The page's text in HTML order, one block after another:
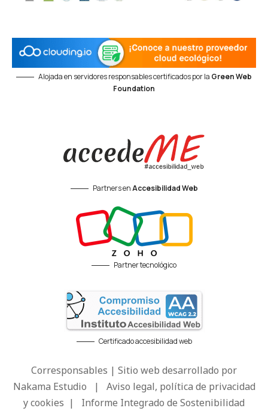
Alojada en servidores responsables certificados por la Green Web
Foundation
Partners enAccesibilidad Web
Partner tecnológico
Certificado accesibilidad web
Corresponsables | Sitio web desarrollado por
Nakama Estudio | Aviso legal, política de privacidad
y cookies | Informe Integrado de Sostenibilidad